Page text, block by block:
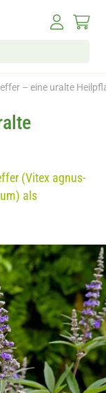
– eine uralte
(Vitex agnus-
als